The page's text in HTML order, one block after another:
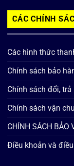
CÁC CHÍNH
Các hình thức
Chính sách bảo
Chính sách đổi, trả
Chính sách vận
CHÍNH SÁCH BẢO
Điều khoản và